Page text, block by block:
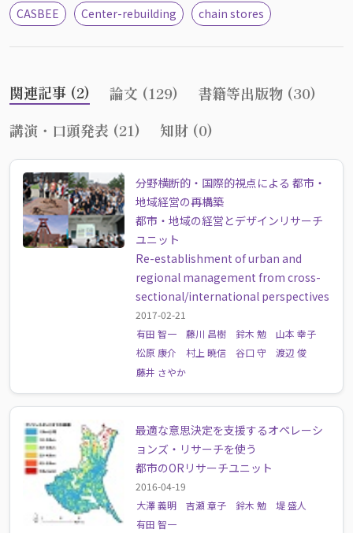
CASBEE
Center-rebuilding chain stores
関連記事 (2) 論文 (129)
書籍等出版物 (30)
講演・口頭発表 (21)
知財 (0)
分野横断的・国際的視点による 都市・
地域経営の再構築
都市・地域の経営とデザインリサーチ
ユニット
Re-establishment of urban and
regional management from cross-
sectional/international perspectives
2017-02-21
有田 智一
藤川 昌樹 鈴木 勉
山本 幸子
松原 康介
村上 暁信 谷口 守
渡辺 俊
藤井 さやか
最適な意思決定を支援するオペレーシ
ョンズ・リサーチを使う
都市のORリサーチユニット
2016-04-19
大澤 義明
吉瀬 章子 鈴木 勉
堤 盛人
有田 智一